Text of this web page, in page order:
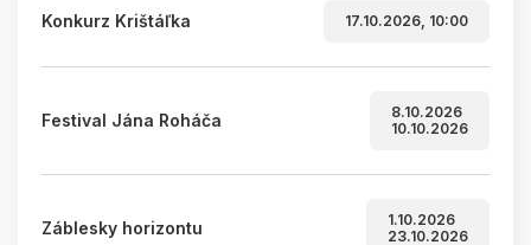
Konkurz Krištáľka 17.10.2026, 10:00
Festival Jána Roháča
8.10.2026
10.10.2026
Záblesky horizontu
1.10.2026
23.10.2026